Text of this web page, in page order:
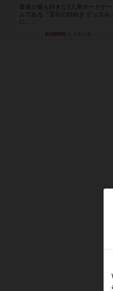
筆者が最も好きな2人用ボードゲー
ムである『宝石の煌めき デュエル』
に、...
約6時間前